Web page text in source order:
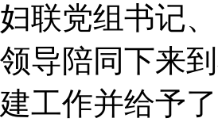
妇联党组书记
领导陪同下来
建工作并给予